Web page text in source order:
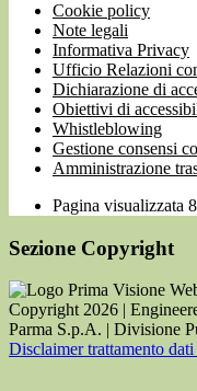
Cookie policy
Note legali
Informativa Privacy
Ufficio Relazioni
Dichiarazione di
Obiettivi di
Whistleblowing
Gestione consensi
Amministrazione
Pagina visualizzata
Sezione Copyright
Copyright 2026 |
Parma S.p.A. | Divisione
Disclaimer trattamento